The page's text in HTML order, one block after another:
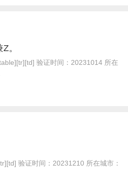
。
验证时间：20231014 所在
验证时间：20231210 所在城市：